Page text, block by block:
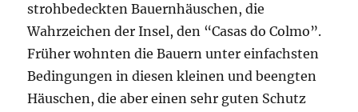
strohbedeckten Bauernhäuschen, die
Wahrzeichen der Insel, den “Casas do Colmo”.
Früher wohnten die Bauern unter einfachsten
Bedingungen in diesen kleinen und beengten
Häuschen, die aber einen sehr guten Schutz